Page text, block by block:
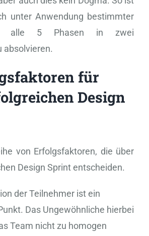
unter Anwendung bestimmter
alle 5 Phasen in zwei
absolvieren.
für
Design
von Erfolgsfaktoren, die über
Design Sprint entscheiden.
der Teilnehmer ist ein
Das Ungewöhnliche hierbei
Team nicht zu homogen